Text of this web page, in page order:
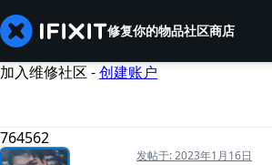
修复你的物品社区商店
加入维修社区 -创建账户
764562
发帖于:2023年1月16日